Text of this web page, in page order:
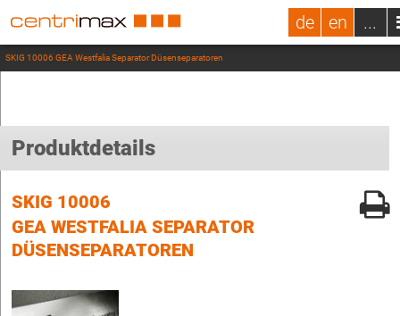
de en ...
SKIG 10006 GEA Westfalia Separator Düsenseparatoren
Produktdetails
SKIG 10006
GEA WESTFALIA SEPARATOR
DÜSENSEPARATOREN